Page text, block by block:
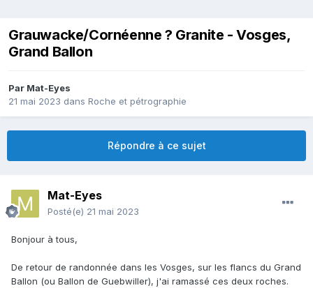
Grauwacke/Cornéenne ? Granite - Vosges,
Grand Ballon
Par Mat-Eyes
21 mai 2023 dans Roche et pétrographie
Répondre à ce sujet
Mat-Eyes
Posté(e) 21 mai 2023
Bonjour à tous,
De retour de randonnée dans les Vosges, sur les flancs du Grand
Ballon (ou Ballon de Guebwiller), j'ai ramassé ces deux roches.